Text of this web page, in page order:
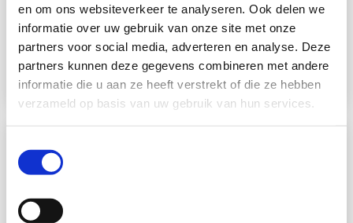
en om ons websiteverkeer te analyseren. Ook delen we
informatie over uw gebruik van onze site met onze
partners voor social media, adverteren en analyse. Deze
partners kunnen deze gegevens combineren met andere
informatie die u aan ze heeft verstrekt of die ze hebben
verzameld op basis van uw gebruik van hun services.
Cheez'up high protein sticks
Kaasporties - snack